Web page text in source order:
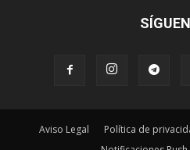
Aviso Legal Política de